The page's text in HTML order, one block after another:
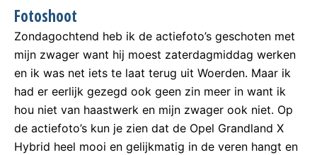
Fotoshoot
Zondagochtend heb ik de actiefoto’s geschoten met
mijn zwager want hij moest zaterdagmiddag werken
en ik was net iets te laat terug uit Woerden. Maar ik
had er eerlijk gezegd ook geen zin meer in want ik
hou niet van haastwerk en mijn zwager ook niet. Op
de actiefoto’s kun je zien dat de Opel Grandland X
Hybrid heel mooi en gelijkmatig in de veren hangt en